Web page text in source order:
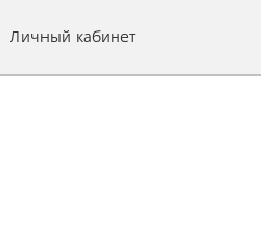
Личный кабинет